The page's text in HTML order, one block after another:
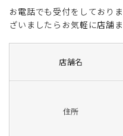
お電話でも受付をしており
ざいましたらお気軽に店舗
店舗名
住所